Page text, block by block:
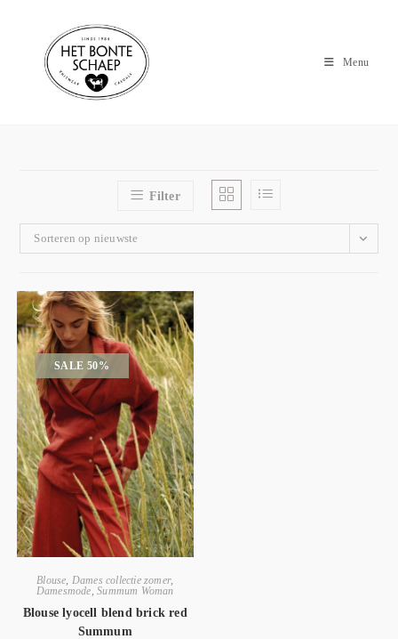
Menu
Filter
Sorteren op nieuwste
SALE 50%
Blouse Dames collectie zomer,
Damesmode ,Summum Woman
Blouse lyocell blend brick red
Summum